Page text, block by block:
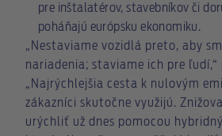
pre inštalatérov, stavebníkov či
poháňajú európsku ekonomiku.
„Nestaviame vozidlá preto, aby
nariadenia; staviame ich pre ľudí,“
„Najrýchlejšia cesta k nulovým
zákazníci skutočne využijú.
urýchliť už dnes pomocou